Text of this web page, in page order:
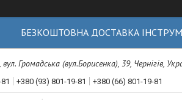
БЕЗКОШТОВНА ДОСТАВКА
вул. Громадська (вул.Борисенка), 39, Чернігів,
+380 (93) 801-19-81 +380 (66) 801-19-81